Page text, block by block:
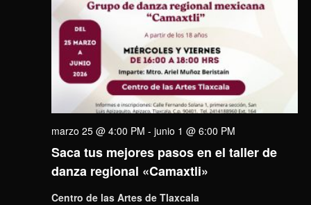
Saca tus mejores pasos en el taller de
danza regional «Camaxtli»
marzo 25 @ 4:00 PM - junio 1 @ 6:00 PM
Centro de las Artes de Tlaxcala